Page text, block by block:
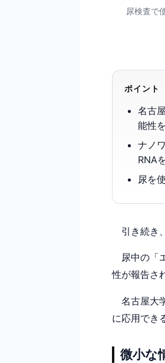
尿検査で
ポイント
名古
能性
ナノ
RNA
尿を
引き続き
尿中の「
性が報告さ
名古屋大
に応用でき
微小な